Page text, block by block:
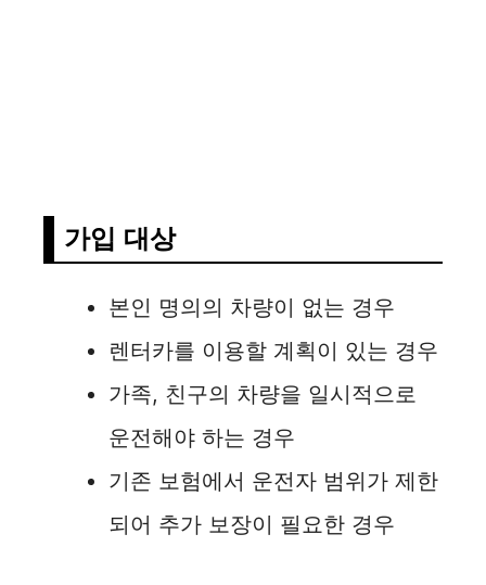
가입 대상
본인 명의의 차량이 없는 경우
렌터카를 이용할 계획이 있는 경우
가족, 친구의 차량을 일시적으로
운전해야 하는 경우
기존 보험에서 운전자 범위가 제한
되어 추가 보장이 필요한 경우